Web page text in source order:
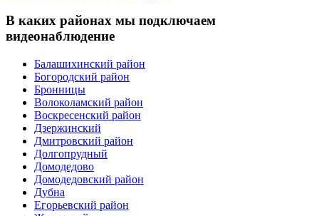
В каких районах мы подключаем
видеонаблюдение
Балашихинский район
Богородский район
Бронницы
Волоколамский район
Воскресенский район
Дзержинский
Дмитровский район
Долгопрудный
Домодедово
Домодедовский район
Дубна
Егорьевский район